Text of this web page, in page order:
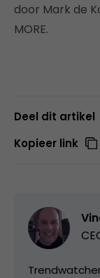
door Mark de
MORE.
Deel dit artikel
Kopieer link